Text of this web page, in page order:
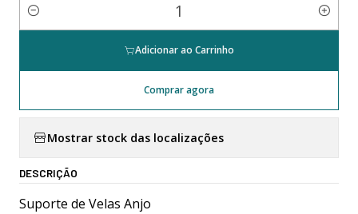
Quantidade
Adicionar ao Carrinho
Comprar agora
Mostrar stock das localizações
DESCRIÇÃO
Suporte de Velas Anjo